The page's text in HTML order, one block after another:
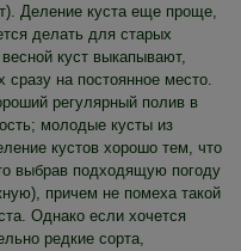
Деление куста еще проще,
делать для старых
куст выкапывают,
на постоянное место.
регулярный полив в
молодые кусты из
кустов хорошо тем, что
выбрав подходящую погоду
причем не помеха такой
Однако если хочется
редкие сорта,